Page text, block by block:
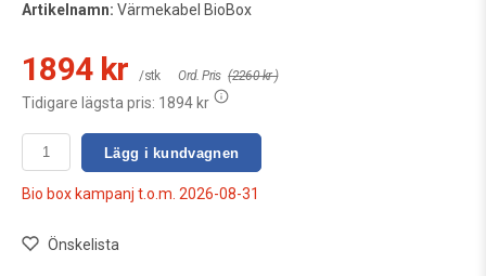
Artikelnamn: Värmekabel BioBox
1894 kr /stk Ord. Pris (2260 kr )
Tidigare lägsta pris: 1894 kr
Lägg i kundvagnen
Bio box kampanj t.o.m. 2026-08-31
Önskelista